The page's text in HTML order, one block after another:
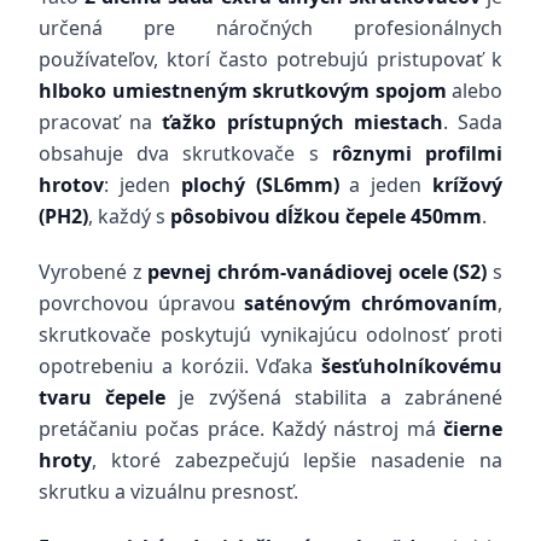
určená pre náročných profesionálnych
používateľov, ktorí často potrebujú pristupovať k
hlboko umiestneným skrutkovým spojom alebo
pracovať naťažko prístupných miestach. Sada
obsahuje dva skrutkovače s rôznymi profilmi
hrotov: jeden plochý (SL6mm)a jeden krížový
(PH2), každý s pôsobivou dĺžkou čepele 450mm.
Vyrobené z pevnej chróm-vanádiovej ocele (S2) s
povrchovou úpravousaténovým chrómovaním,
skrutkovače poskytujú vynikajúcu odolnosť proti
opotrebeniu a korózii. Vďaka šesťuholníkovému
tvaru čepele je zvýšená stabilita a zabránené
pretáčaniu počas práce. Každý nástroj má čierne
hroty, ktoré zabezpečujú lepšie nasadenie na
skrutku a vizuálnu presnosť.